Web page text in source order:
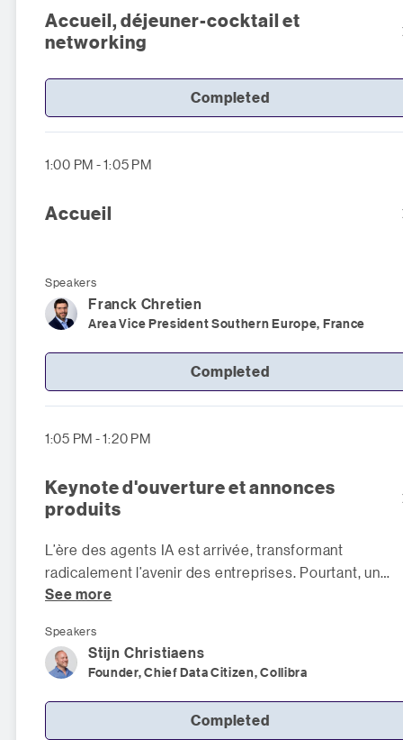
Accueil, déjeuner-cocktail et
networking
Completed
1:00 PM - 1:05 PM
Accueil
Speakers
Franck Chretien
Area Vice President Southern Europe, France
Completed
1:05 PM - 1:20 PM
Keynote d'ouverture et annonces
produits
L’ère des agents IA est arrivée, transformant
radicalement l’avenir des entreprises. Pourtant, un
fossé grandissant entre les do
See more
Speakers
Stijn Christiaens
Founder, Chief Data Citizen, Collibra
Completed